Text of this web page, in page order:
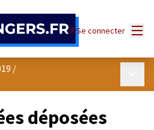
Se connecter
/
déposées